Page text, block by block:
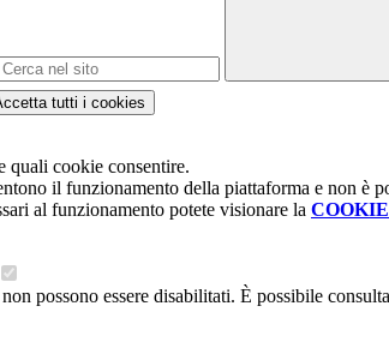
tutti i cookies
quali cookie consentire.
il funzionamento della piattaforma e non è
al funzionamento potete visionare la
possono essere disabilitati. È possibile